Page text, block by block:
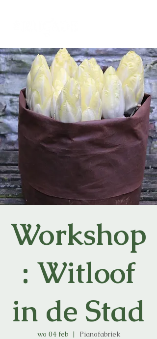
Workshop
: Witloof
in de Stad
wo 04 feb
  |
Pianofabriek